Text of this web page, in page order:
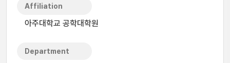
Affiliation
아주대학교 공학대학원
Department